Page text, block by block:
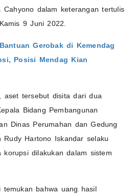
dalam keterangan tertulis
9 Juni 2022.
Gerobak di Kemendag
Posisi Mendag Kian
aset tersebut disita dari dua
Bidang Pembangunan
Dinas Perumahan dan Gedung
Rudy Hartono Iskandar selaku
korupsi dilakukan dalam sistem
temukan bahwa uang hasil